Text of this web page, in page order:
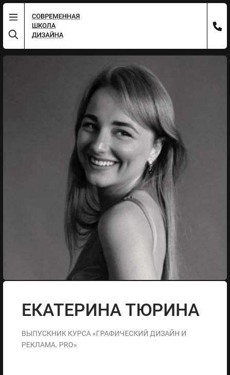
ЕКАТЕРИНА ТЮРИНА
ВЫПУСКНИК КУРСА «ГРАФИЧЕСКИЙ ДИЗАЙН И
РЕКЛАМА. PRO»